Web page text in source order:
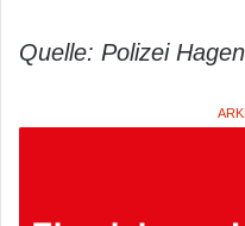
Quelle: Polizei Hagen